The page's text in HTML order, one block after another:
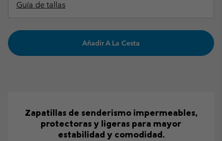
Guía de tallas
Añadir A La Cesta
Zapatillas de senderismo impermeables,
protectoras y ligeras para mayor
estabilidad y comodidad.